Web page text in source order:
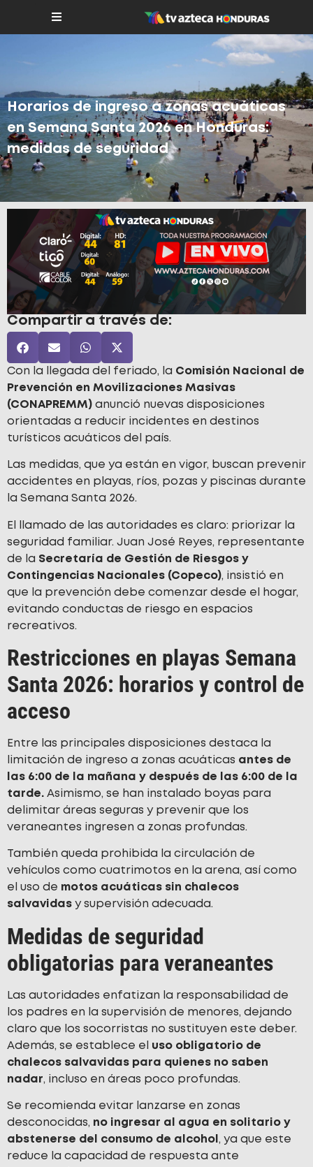
Horarios de ingreso a zonas acuáticas
en Semana Santa 2026 en Honduras:
medidas de seguridad
Compartir a través de:
Con la llegada del feriado, la Comisión Nacional de
Prevención en Movilizaciones Masivas
(CONAPREMM) anunció nuevas disposiciones
orientadas a reducir incidentes en destinos
turísticos acuáticos del país.
Las medidas, que ya están en vigor, buscan prevenir
accidentes en playas, ríos, pozas y piscinas durante
la Semana Santa 2026.
El llamado de las autoridades es claro: priorizar la
seguridad familiar. Juan José Reyes, representante
de la Secretaría de Gestión de Riesgos y
Contingencias Nacionales (Copeco), insistió en
que la prevención debe comenzar desde el hogar,
evitando conductas de riesgo en espacios
recreativos.
Restricciones en playas Semana
Santa 2026: horarios y control de
acceso
Entre las principales disposiciones destaca la
limitación de ingreso a zonas acuáticas antes de
las 6:00 de la mañana y después de las 6:00 de la
tarde. Asimismo, se han instalado boyas para
delimitar áreas seguras y prevenir que los
veraneantes ingresen a zonas profundas.
También queda prohibida la circulación de
vehículos como cuatrimotos en la arena, así como
el uso de motos acuáticas sin chalecos
salvavidas y supervisión adecuada.
Medidas de seguridad
obligatorias para veraneantes
Las autoridades enfatizan la responsabilidad de
los padres en la supervisión de menores, dejando
claro que los socorristas no sustituyen este deber.
Además, se establece el
uso obligatorio de
chalecos salvavidas para quienes no saben
nadar, incluso en áreas poco profundas.
Se recomienda evitar lanzarse en zonas
desconocidas, no ingresar al agua en solitario y
abstenerse del consumo de alcohol , ya que este
reduce la capacidad de respuesta ante